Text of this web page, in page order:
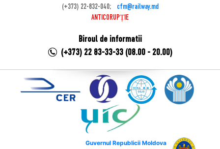
(+373) 22-832-040;
cfm@railway.md
ANTICORUPȚIE
Biroul de informatii
(+373) 22 83-33-33 (08.00 - 20.00)
Guvernul Republicii Moldova